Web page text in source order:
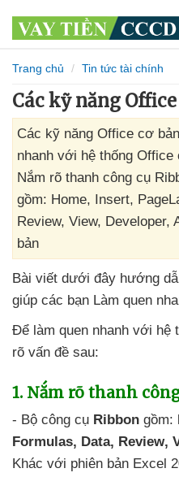
Trang chủ Tin tức tài chính
Các kỹ năng
Các kỹ năng Office cơ
nhanh với hệ thống Office
Nắm rõ thanh công cụ
gồm: Home, Insert,
Review, View, Developer,
bản
Bài viết dưới đây hướng
giúp các bạn Làm quen
Để làm quen nhanh với hệ
rõ vấn đề sau:
1. Nắm rõ thanh
- Bộ công cụ Ribbon gồm:
Formulas, Data, Review,
Khác với phiên bản Excel